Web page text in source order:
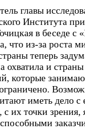
главы
Института
в беседе с
что из-за роста
теперь
охватила и
которые
иметь дело
с их точки